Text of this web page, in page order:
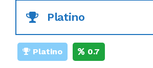
Platino
Platino 0.7